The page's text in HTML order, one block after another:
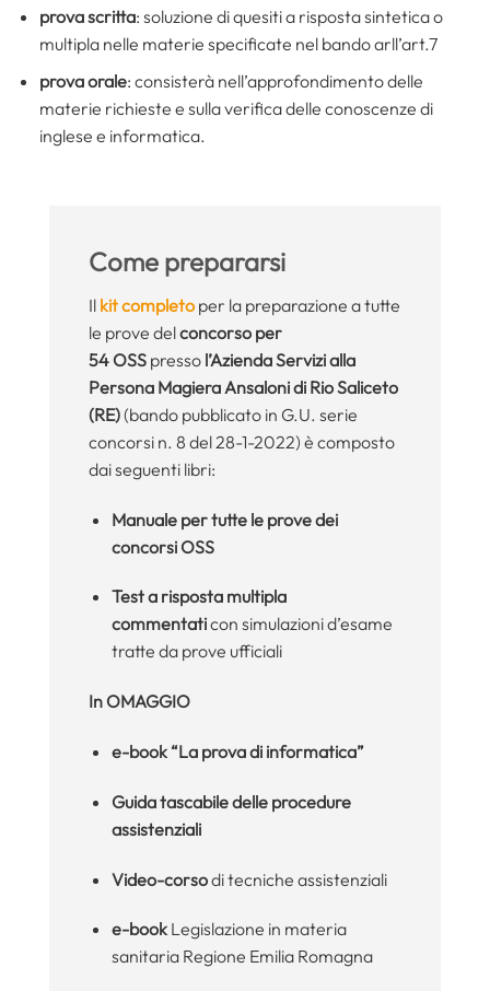
prova scritta: soluzione di quesiti a risposta sintetica o
multipla nelle materie specificate nel bando arll’art.7
prova orale: consisterà nell’approfondimento delle
materie richieste e sulla verifica delle conoscenze di
inglese e informatica.
Come prepararsi
Il kit completoper la preparazione a tutte
le prove delconcorso per
54OSS pressol’Azienda Servizi alla
Persona Magiera Ansaloni di Rio Saliceto
(RE)(bando pubblicato in G.U. serie
concorsi n. 8 del 28-1-2022) è composto
dai seguenti libri:
Manuale per tutte le prove dei
concorsi OSS
Test a risposta multipla
commentaticon simulazioni d’esame
tratte da prove ufficiali
In OMAGGIO
e-book “La prova di informatica”
Guida tascabile delle procedure
assistenziali
Video-corsodi tecniche assistenziali
e-bookLegislazione in materia
sanitaria Regione Emilia Romagna